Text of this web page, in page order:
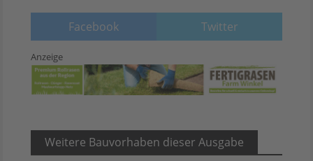
Facebook Twitter
Anzeige
Weitere Bauvorhaben dieser Ausgabe